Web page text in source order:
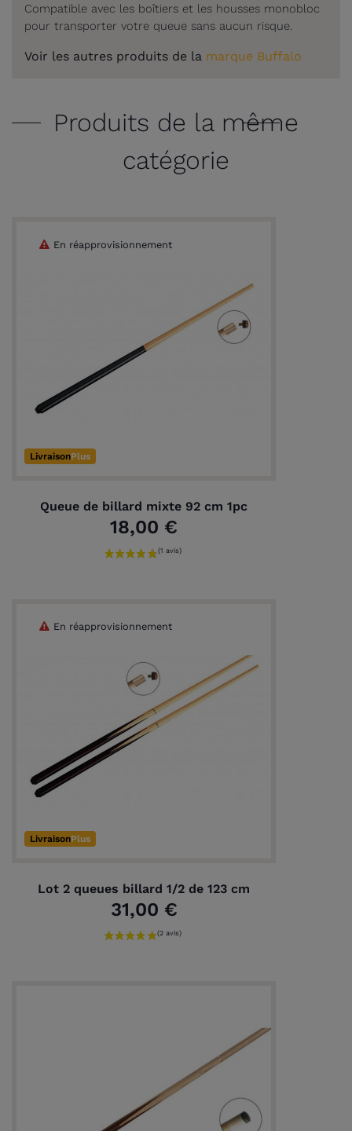
Compatible avec les boîtiers et les housses monobloc
pour transporter votre queue sans aucun risque.
Voir les autres produits de la marque Buffalo
Produits de la même
catégorie
LivraisonPlus
Queue de billard mixte 92 cm 1pc
18,00 €
En réapprovisionnement
LivraisonPlus
Lot 2 queues billard 1/2 de 123 cm
31,00 €
En réapprovisionnement